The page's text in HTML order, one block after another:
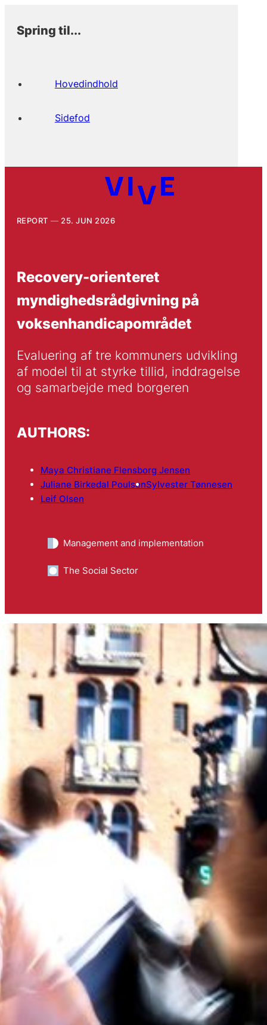
Spring til...
Hovedindhold
Sidefod
REPORT 25. JUN 2026
Recovery-orienteret
myndighedsrådgivning på
voksenhandicapområdet
Evaluering af tre kommuners udvikling
af model til at styrke tillid, inddragelse
og samarbejde med borgeren
AUTHORS:
Maya Christiane Flensborg Jensen
Juliane Birkedal PoulsenSylvester Tønnesen
Leif Olsen
Management and implementation
The Social Sector